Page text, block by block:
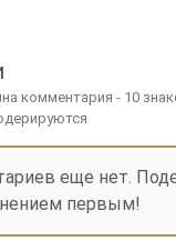
комментария - 10
еще нет.
первым!